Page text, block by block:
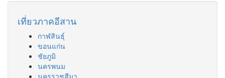
เที่ยวภาคอีสาน
กาฬสินธุ์
ขอนแก่น
ชัยภูมิ
นครพนม